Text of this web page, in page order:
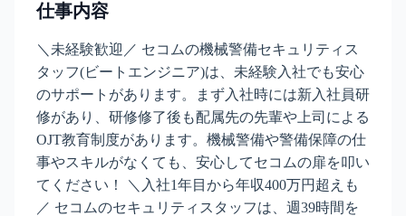
仕事内容
＼未経験歓迎／ セコムの機械警備セキュリティス
タッフ(ビートエンジニア)は、未経験入社でも安心
のサポートがあります。まず入社時には新入社員研
修があり、研修修了後も配属先の先輩や上司による
OJT教育制度があります。機械警備や警備保障の仕
事やスキルがなくても、安心してセコムの扉を叩い
てください！ ＼入社1年目から年収400万円超えも
／ セコムのセキュリティスタッフは、週39時間を